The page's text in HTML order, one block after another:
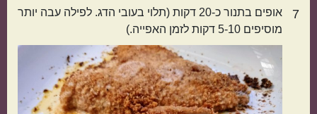
7
אופים בתנור כ-20 דקות (תלוי בעובי הדג. לפילה עבה יותר
מוסיפים 5-10 דקות לזמן האפייה.)